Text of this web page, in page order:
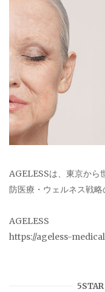
AGELESSは、東京から
防医療・ウェルネス戦略
AGELESS
https://ageless-